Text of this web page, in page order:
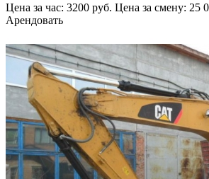
Цена за час: 3200 руб. Цена за смену: 25
Арендовать